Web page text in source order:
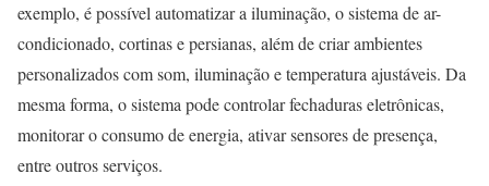
exemplo, é possível automatizar a iluminação, o sistema de ar-
condicionado, cortinas e persianas, além de criar ambientes
personalizados com som, iluminação e temperatura ajustáveis. Da
mesma forma, o sistema pode controlar fechaduras eletrônicas,
monitorar o consumo de energia, ativar sensores de presença,
entre outros serviços.